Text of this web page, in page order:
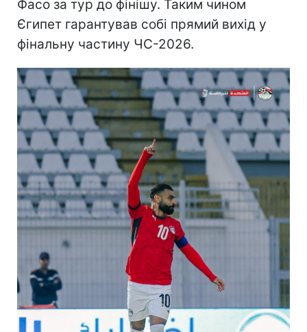
Фасо за тур до фінішу. Таким чином
Єгипет гарантував собі прямий вихід у
фінальну частину ЧС-2026.